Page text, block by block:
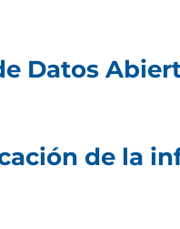
Datos
de la